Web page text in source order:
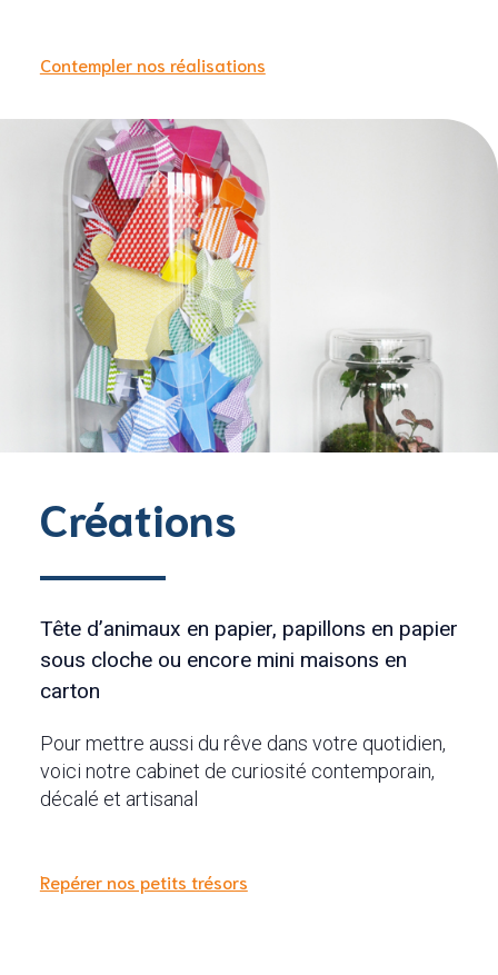
Contempler nos réalisations
Créations
Tête d’animaux en papier, papillons en papier
sous cloche ou encore mini maisons en
carton
Pour mettre aussi du rêve dans votre quotidien,
voici notre cabinet de curiosité contemporain,
décalé et artisanal
Repérer nos petits trésors